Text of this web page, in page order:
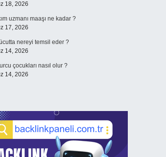
18, 2026
uzmanı maaşı ne kadar ?
17, 2026
nereyi temsil eder ?
14, 2026
çocukları nasıl olur ?
14, 2026